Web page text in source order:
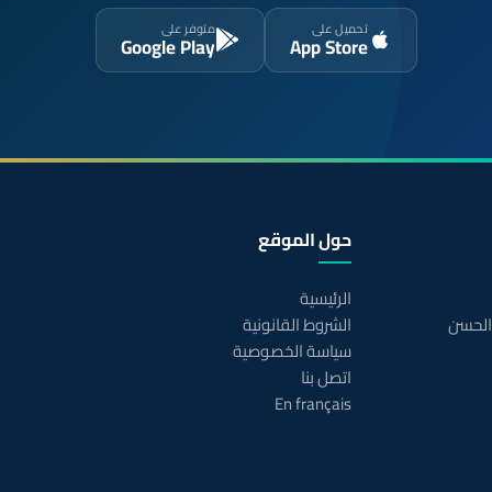
تحميل على
App Store
متوفر على
Google Play
حول الموقع
الرئيسية
الشروط القانونية
سياسة الخصوصية
اتصل بنا
En français